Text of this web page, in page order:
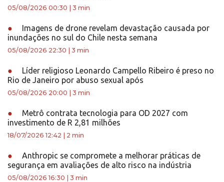
05/08/2026 00:30 3 min
●
Imagens de drone revelam devastação causada por
inundações no sul do Chile nesta semana
05/08/2026 22:30 3 min
●
Líder religioso Leonardo Campello Ribeiro é preso no
Rio de Janeiro por abuso sexual após
05/08/2026 20:00 3 min
●
Metrô contrata tecnologia para OD 2027 com
investimento de R 2,81 milhões
18/07/2026 12:42 2 min
●
Anthropic se compromete a melhorar práticas de
segurança em avaliações de alto risco na indústria
05/08/2026 16:30 3 min